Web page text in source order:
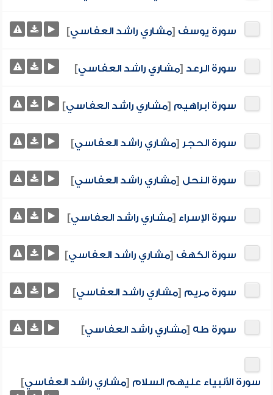
سورة يوسف [مشاري راشد العفاسي]
سورة الرعد [مشاري راشد العفاسي]
سورة ابراهيم [مشاري راشد العفاسي]
سورة الحجر [مشاري راشد العفاسي]
سورة النحل [مشاري راشد العفاسي]
سورة الإسراء [مشاري راشد العفاسي]
سورة الكهف [مشاري راشد العفاسي]
سورة مريم [مشاري راشد العفاسي]
سورة طه [مشاري راشد العفاسي]
سورة الأنبياء عليهم السلام [مشاري راشد العفاسي]